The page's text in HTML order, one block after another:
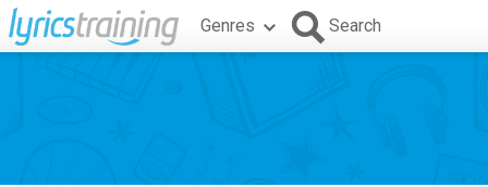
Genres Search